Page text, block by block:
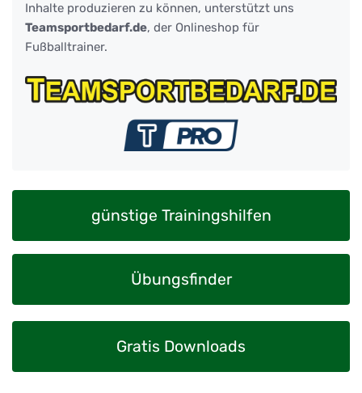
Inhalte produzieren zu können, unterstützt uns
Teamsportbedarf.de, der Onlineshop für
Fußballtrainer.
günstige Trainingshilfen
Übungsfinder
Gratis Downloads